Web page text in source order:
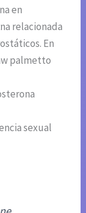
en
relacionada
En
palmetto
sexual